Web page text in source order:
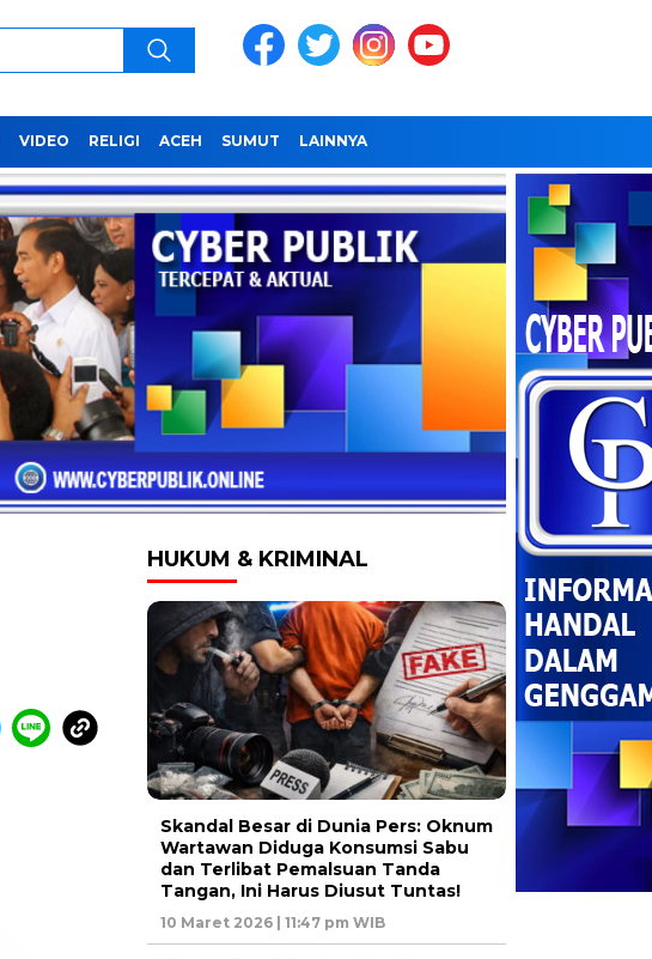
VIDEO RELIGI ACEH SUMUT LAINNYA
HUKUM & KRIMINAL
Skandal Besar di Dunia Pers: Oknum
Wartawan Diduga Konsumsi Sabu
dan Terlibat Pemalsuan Tanda
Tangan, Ini Harus Diusut Tuntas!
10 Maret 2026 | 11:47 pm WIB